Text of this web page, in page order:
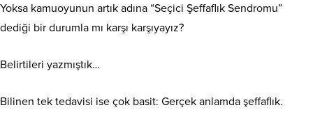
Yoksa kamuoyunun artık adına “Seçici Şeffaflık Sendromu”
dediği bir durumla mı karşı karşıyayız?
Belirtileri yazmıştık…
Bilinen tek tedavisi ise çok basit: Gerçek anlamda şeffaflık.